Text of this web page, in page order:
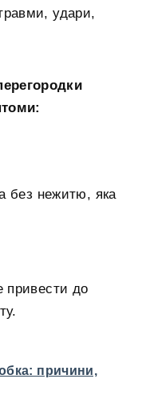
удари,
без нежитю, яка
привести до
причини,